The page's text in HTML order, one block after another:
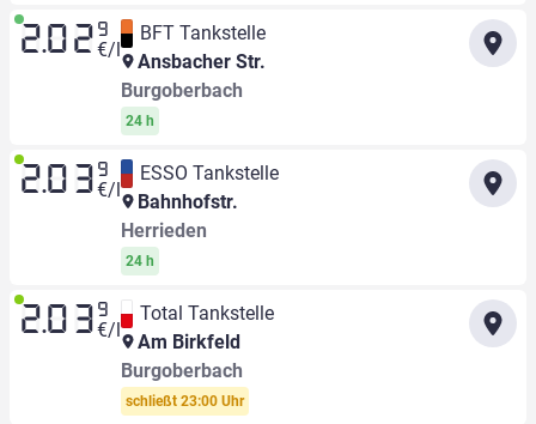
2.02 9
€/l
BFT Tankstelle
Ansbacher Str.
Burgoberbach
24 h
2.03 9
€/l
ESSO Tankstelle
Bahnhofstr.
Herrieden
24 h
2.03 9
€/l
Total Tankstelle
Am Birkfeld
Burgoberbach
schließt 23:00 Uhr